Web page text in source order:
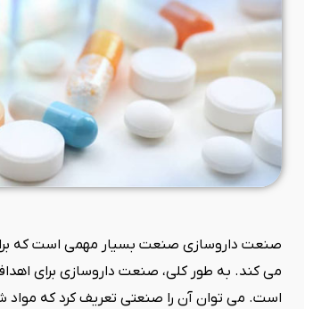
صنعت داروسازی صنعت بسیار مهمی است که
می کند. به طور کلی، صنعت داروسازی برای
است. می توان آن را صنعتی تعریف کرد که مواد